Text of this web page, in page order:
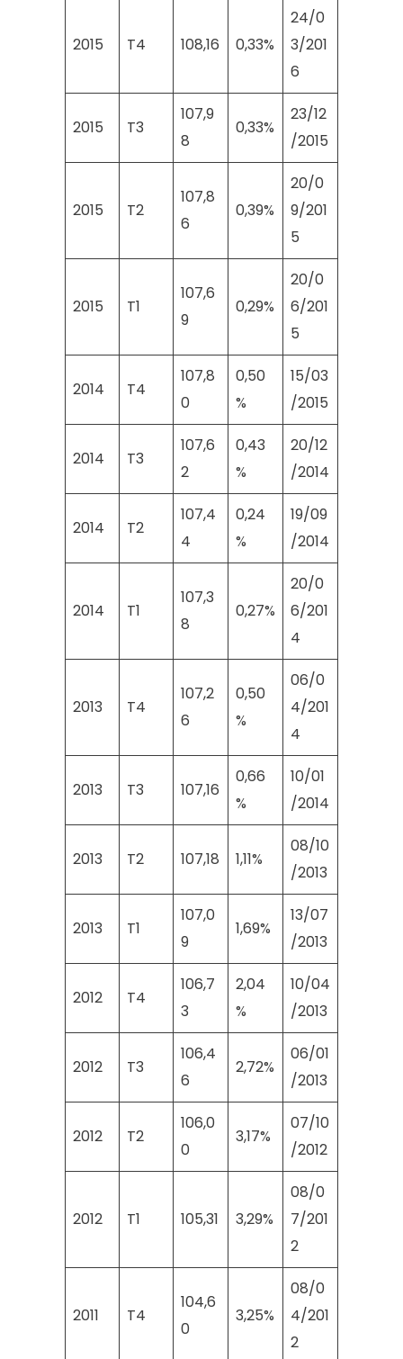
2015 T4 108,16 0,33%
24/0
3/201
6
2015 T3
107,9
8
0,33%
23/12
/2015
2015 T2
107,8
6
0,39%
20/0
9/201
5
2015 T1
107,6
9
0,29%
20/0
6/201
5
2014 T4
107,8
0
0,50
%
15/03
/2015
2014 T3
107,6
2
0,43
%
20/12
/2014
2014 T2
107,4
4
0,24
%
19/09
/2014
2014 T1
107,3
8
0,27%
20/0
6/201
4
2013 T4
107,2
6
0,50
%
06/0
4/201
4
2013 T3 107,16
0,66
%
10/01
/2014
2013 T2 107,18 1,11%
08/10
/2013
2013 T1
107,0
9
1,69%
13/07
/2013
2012 T4
106,7
3
2,04
%
10/04
/2013
2012 T3
106,4
6
2,72%
06/01
/2013
2012 T2
106,0
0
3,17%
07/10
/2012
2012 T1 105,31 3,29%
08/0
7/201
2
2011 T4
104,6
0
3,25%
08/0
4/201
2